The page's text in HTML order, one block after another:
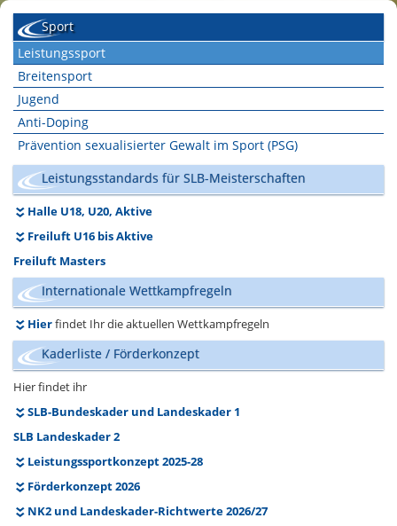
Sport
Leistungssport
Breitensport
Jugend
Anti-Doping
Prävention sexualisierter Gewalt im Sport (PSG)
Leistungsstandards für SLB-Meisterschaften
Halle U18, U20, Aktive
Freiluft U16 bis Aktive
Freiluft Masters
Internationale Wettkampfregeln
Hierfindet Ihr die aktuellen Wettkampfregeln
Kaderliste / Förderkonzept
Hier findet ihr
SLB-Bundeskader und Landeskader 1
SLB Landeskader 2
Leistungssportkonzept 2025-28
Förderkonzept 2026
NK2 und Landeskader-Richtwerte 2026/27